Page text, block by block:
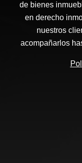
de bienes
en derecho
nuestros
acompañarlos